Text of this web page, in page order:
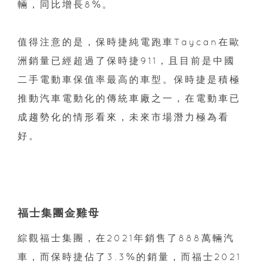
輛，同比增長8%。
值得注意的是，保時捷純電跑車Taycan在歐
洲銷量已經超過了保時捷911，且目前是中國
二手電動車保值率最高的車型。保時捷是積極
推動汽車電動化的傳統車廠之一，在電動車已
成趨勢化的情形看來，未來市場潛力極為看
好。
福士集團金雞母
綜觀福士集團，在2021年銷售了888萬輛汽
車，而保時捷佔了3.3%的銷量，而福士2021